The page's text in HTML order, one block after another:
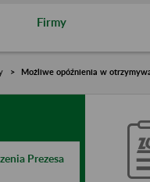
Firmy
Możliwe opóźnienia w
Prezesa